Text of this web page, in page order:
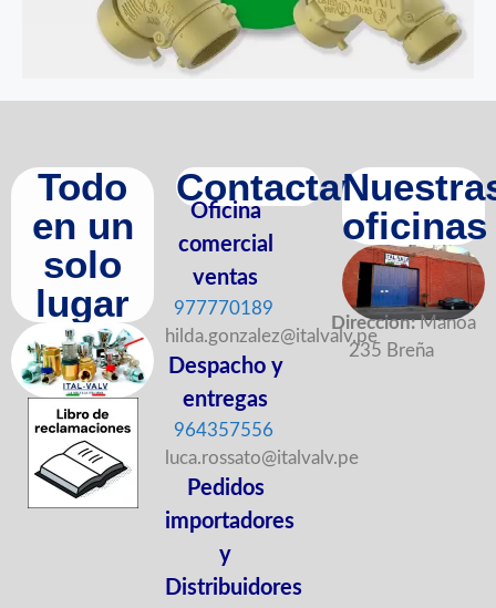
Todo
en un
solo
lugar
Contactanos
Oficina
comercial
ventas
977770189
hilda.gonzalez@italvalv.pe
Despacho y
entregas
964357556
luca.rossato@italvalv.pe
Pedidos
importadores
y
Distribuidores
oficinas
Direccion:Manoa
235 Breña